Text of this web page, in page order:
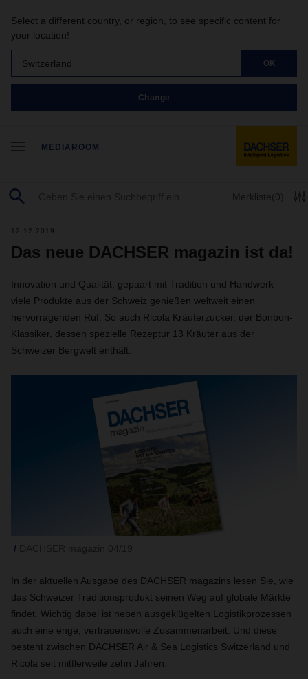
Select a different country, or region, to see specific content for
your location!
Switzerland OK
Change
MEDIAROOM
Merkliste(0)
12.12.2019
Das neue DACHSER magazin ist da!
Innovation und Qualität, gepaart mit Tradition und Handwerk –
viele Produkte aus der Schweiz genießen weltweit einen
hervorragenden Ruf. So auch Ricola Kräuterzucker, der Bonbon-
Klassiker, dessen spezielle Rezeptur 13 Kräuter aus der
Schweizer Bergwelt enthält.
In der aktuellen Ausgabe des DACHSER magazins lesen Sie, wie
das Schweizer Traditionsprodukt seinen Weg auf globale Märkte
findet. Wichtig dabei ist neben ausgeklügelten Logistikprozessen
auch eine enge, vertrauensvolle Zusammenarbeit. Und diese
besteht zwischen DACHSER Air & Sea Logistics Switzerland und
Ricola seit mittlerweile zehn Jahren.